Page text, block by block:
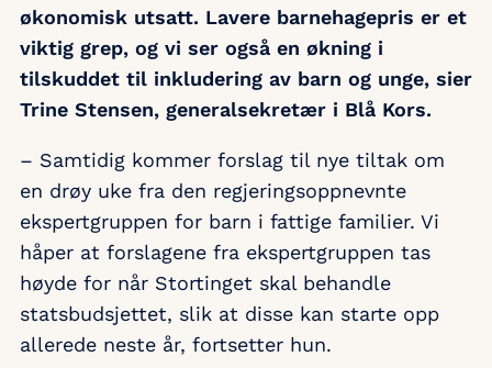
økonomisk utsatt. Lavere barnehagepris er et
viktig grep, og vi ser også en økning i
tilskuddet til inkludering av barn og unge, sier
Trine Stensen, generalsekretær i Blå Kors.
– Samtidig kommer forslag til nye tiltak om
en drøy uke fra den regjeringsoppnevnte
ekspertgruppen for barn i fattige familier. Vi
håper at forslagene fra ekspertgruppen tas
høyde for når Stortinget skal behandle
statsbudsjettet, slik at disse kan starte opp
allerede neste år, fortsetter hun.